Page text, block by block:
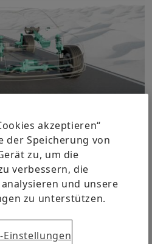
künftigen
maßgeblich von neuen
bestimmt. Schaeffler treibt
mit hoher
akzeptieren“
der Speicherung von
zu, um die
verbessern, die
und unsere
zu unterstützen.
Einstellungen